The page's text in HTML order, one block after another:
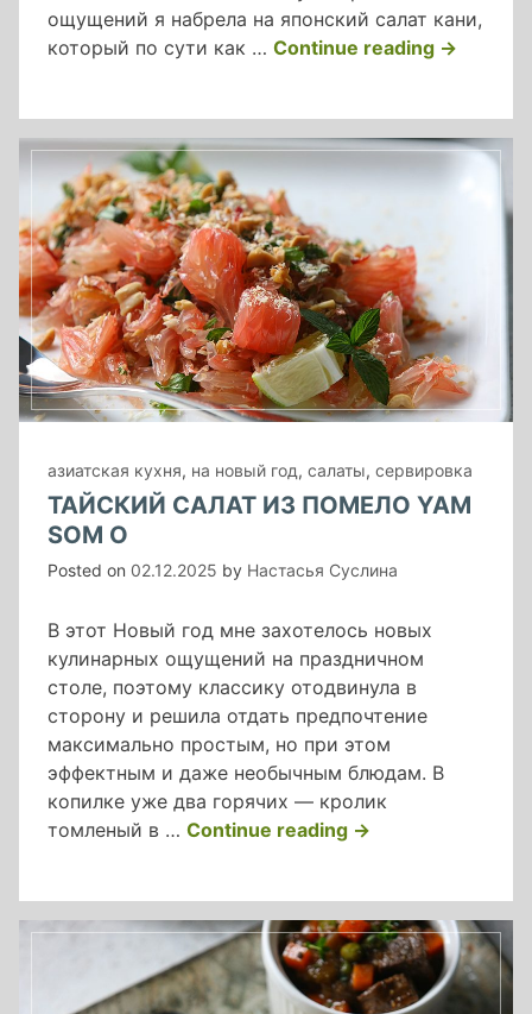
ощущений я набрела на японский салат кани,
который по сути как … Continue reading →
азиатская кухня, на новый год, салаты, сервировка
ТАЙСКИЙ САЛАТ ИЗ ПОМЕЛО YAM
SOM O
Posted on 02.12.2025 by Настасья Суслина
В этот Новый год мне захотелось новых
кулинарных ощущений на праздничном
столе, поэтому классику отодвинула в
сторону и решила отдать предпочтение
максимально простым, но при этом
эффектным и даже необычным блюдам. В
копилке уже два горячих — кролик
томленый в … Continue reading«тайский
помело
yam
som
o»
→